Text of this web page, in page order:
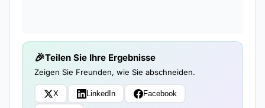
Teilen Sie Ihre Ergebnisse
Zeigen Sie Freunden, wie Sie abschneiden.
X LinkedIn Facebook